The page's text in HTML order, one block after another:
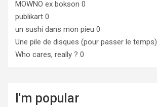
MOWNO ex bokson 0
publikart 0
un sushi dans mon pieu 0
Une pile de disques (pour passer le temps)
Who cares, really ? 0
I'm popular